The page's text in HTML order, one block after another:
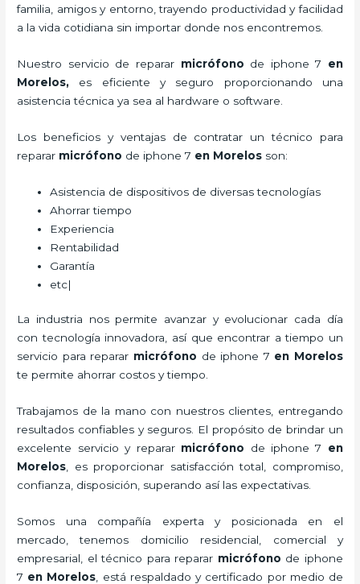
familia, amigos y entorno, trayendo productividad y facilidad
a la vida cotidiana sin importar donde nos encontremos.
Nuestro servicio de reparar micrófono de iphone 7 en
Morelos, es eficiente y seguro proporcionando una
asistencia técnica ya sea al hardware o software.
Los beneficios y ventajas de contratar un técnico para
reparar micrófono de iphone 7 en Morelos son:
Asistencia de dispositivos de diversas tecnologías
Ahorrar tiempo
Experiencia
Rentabilidad
Garantía
etc|
La industria nos permite avanzar y evolucionar cada día
con tecnología innovadora, así que encontrar a tiempo un
servicio para reparar micrófono de iphone 7 en Morelos
te permite ahorrar costos y tiempo.
Trabajamos de la mano con nuestros clientes, entregando
resultados confiables y seguros. El propósito de brindar un
excelente servicio y reparar micrófono de iphone 7 en
Morelos , es proporcionar satisfacción total, compromiso,
confianza, disposición, superando así las expectativas.
Somos una compañía experta y posicionada en el
mercado, tenemos domicilio residencial, comercial y
empresarial, el técnico para reparar micrófono de iphone
7 en Morelos , está respaldado y certificado por medio de